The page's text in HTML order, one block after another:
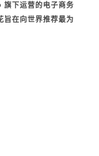
旗下运营的电子商务
旨在向世界推荐最为